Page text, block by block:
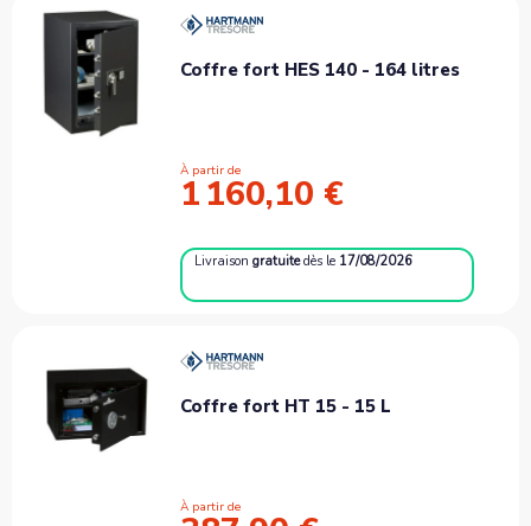
Coffre fort HES 140 - 164 litres
À partir de
1 160,10 €
Livraisongratuite dès le 17/08/2026
Coffre fort HT 15 - 15 L
À partir de